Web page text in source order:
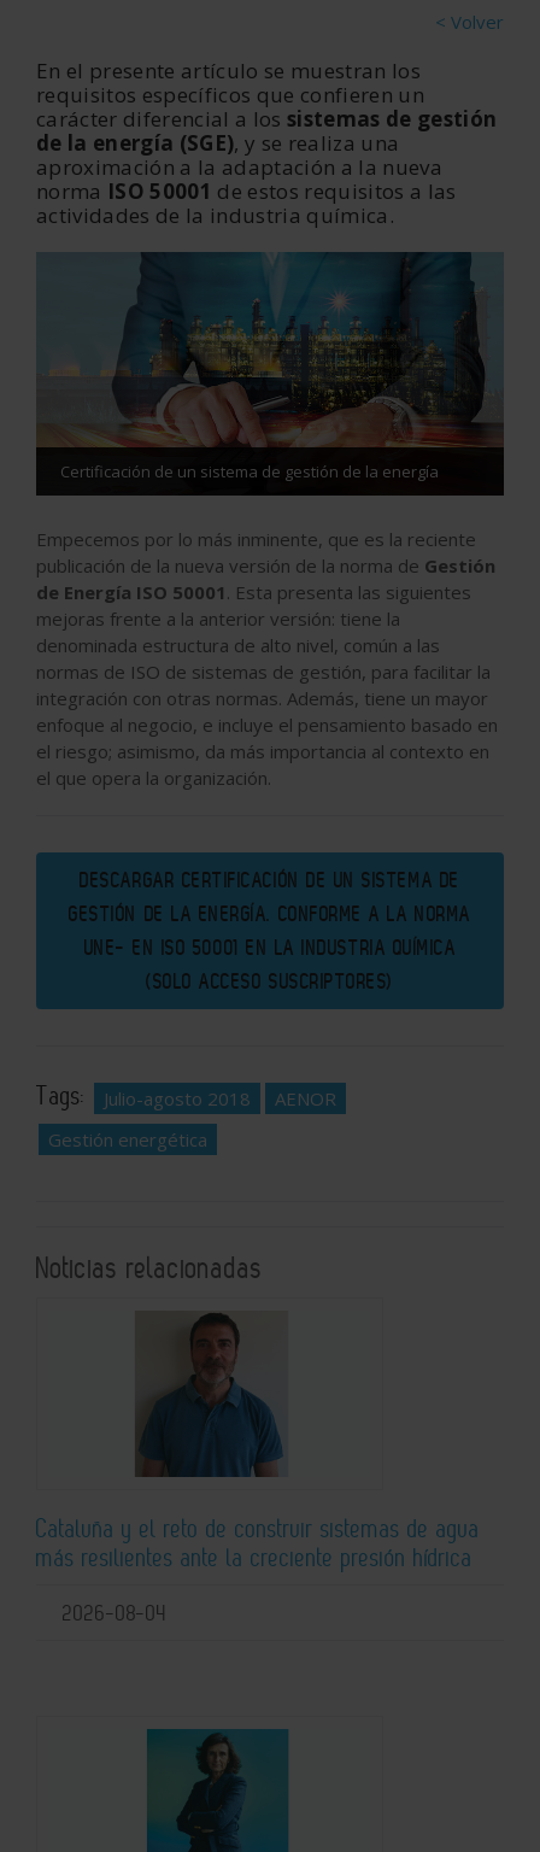
< Volver
En el presente artículo se muestran los
requisitos específicos que confieren un
carácter diferencial a los sistemas de gestión
de la energía (SGE), y se realiza una
aproximación a la adaptación a la nueva
norma ISO 50001 de estos requisitos a las
actividades de la industria química.
Certificación de un sistema de gestión de la energía
Empecemos por lo más inminente, que es la reciente
publicación de la nueva versión de la norma de Gestión
de Energía ISO 50001 . Esta presenta las siguientes
mejoras frente a la anterior versión: tiene la
denominada estructura de alto nivel, común a las
normas de ISO de sistemas de gestión, para facilitar la
integración con otras normas. Además, tiene un mayor
enfoque al negocio, e incluye el pensamiento basado en
el riesgo; asimismo, da más importancia al contexto en
el que opera la organización.
DESCARGAR CERTIFICACIÓN DE UN SISTEMA DE
GESTIÓN DE LA ENERGÍA. CONFORME A LA NORMA
UNE- EN ISO 50001 EN LA INDUSTRIA QUÍMICA
(SOLO ACCESO SUSCRIPTORES)
Tags: Julio-agosto 2018
AENOR
Gestión energética
Noticias relacionadas
Cataluña y el reto de construir sistemas de agua
más resilientes ante la creciente presión hídrica
2026-08-04